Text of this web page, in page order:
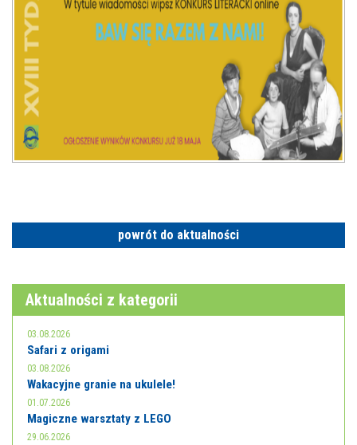
powrót do aktualności
Aktualności z kategorii
03.08.2026
Safari z origami
03.08.2026
Wakacyjne granie na ukulele!
01.07.2026
Magiczne warsztaty z LEGO
29.06.2026